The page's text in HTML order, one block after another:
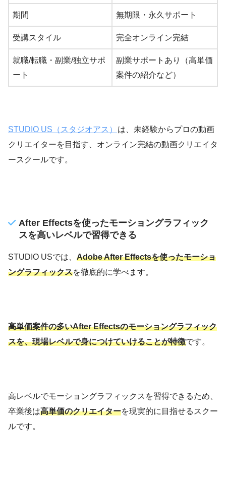
期間 無期限・永久サポート
受講スタイル 完全オンライン完結
就職/転職・副業/独立サポ
ート
副業サポートあり（高単価
案件の紹介など）
STUDIO US（スタジオアス）
は、未経験からプロの動画
クリエイターを目指す、オンライン完結の動画クリエイタ
ースクールです。
After Effectsを使ったモーショングラフィック
スを高いレベルで習得できる
STUDIO USでは、 Adobe After Effectsを使ったモーショ
ングラフィックスを徹底的に学べます。
高単価案件の多いAfter Effectsのモーショングラフィック
スを、現場レベルで身につけていけることが特徴です。
高レベルでモーショングラフィックスを習得できるため、
卒業後は高単価のクリエイターを現実的に目指せるスクー
ルです。